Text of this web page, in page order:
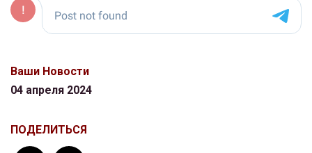
Ваши Новости
04 апреля 2024
ПОДЕЛИТЬСЯ